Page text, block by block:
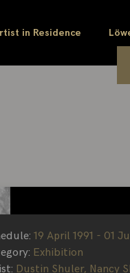
in Residence
19 April 1991 - 01
Exhibition
Dustin Shuler, Nancy